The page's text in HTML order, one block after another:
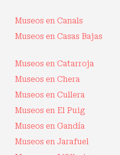
Museos en Canals
Museos en Casas Bajas
Museos en Catarroja
Museos en Chera
Museos en Cullera
Museos en El Puig
Museos en Gandía
Museos en Jarafuel